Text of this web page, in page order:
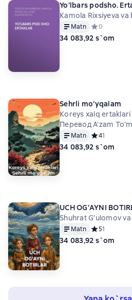
Yo‘lbars podsho.
Kamola Rixsiyeva va
Matn Средний
0
34 083,92 s`om
Sehrli mo‘yqalam
Kоrеys хаlq ertаklаri
Перевод А’zаm
Matn Средний
41
34 083,92 s`om
UCH OG‘AYNI
Shuhrat G‘ulomov
Matn Средний
51
34 083,92 s`om